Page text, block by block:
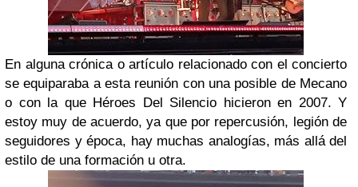
En alguna crónica o artículo relacionado con el concierto
se equiparaba a esta reunión con una posible de Mecano
o con la que Héroes Del Silencio hicieron en 2007. Y
estoy muy de acuerdo, ya que por repercusión, legión de
seguidores y época, hay muchas analogías, más allá del
estilo de una formación u otra.